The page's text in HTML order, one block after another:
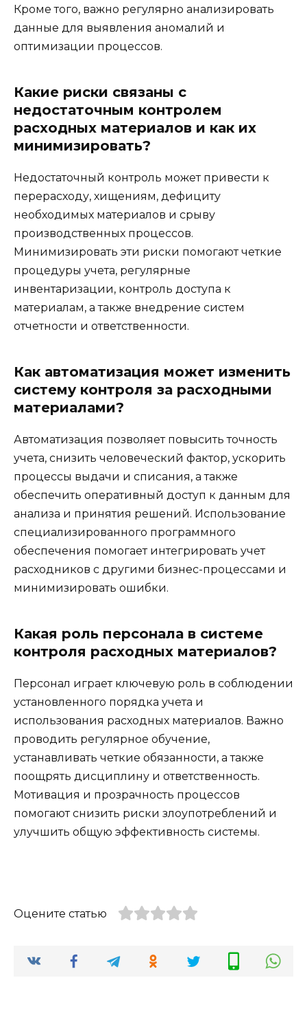
Кроме того, важно регулярно анализировать
данные для выявления аномалий и
оптимизации процессов.
Какие риски связаны с
недостаточным контролем
расходных материалов и как их
минимизировать?
Недостаточный контроль может привести к
перерасходу, хищениям, дефициту
необходимых материалов и срыву
производственных процессов.
Минимизировать эти риски помогают четкие
процедуры учета, регулярные
инвентаризации, контроль доступа к
материалам, а также внедрение систем
отчетности и ответственности.
Как автоматизация может изменить
систему контроля за расходными
материалами?
Автоматизация позволяет повысить точность
учета, снизить человеческий фактор, ускорить
процессы выдачи и списания, а также
обеспечить оперативный доступ к данным для
анализа и принятия решений. Использование
специализированного программного
обеспечения помогает интегрировать учет
расходников с другими бизнес-процессами и
минимизировать ошибки.
Какая роль персонала в системе
контроля расходных материалов?
Персонал играет ключевую роль в соблюдении
установленного порядка учета и
использования расходных материалов. Важно
проводить регулярное обучение,
устанавливать четкие обязанности, а также
поощрять дисциплину и ответственность.
Мотивация и прозрачность процессов
помогают снизить риски злоупотреблений и
улучшить общую эффективность системы.
Оцените статью